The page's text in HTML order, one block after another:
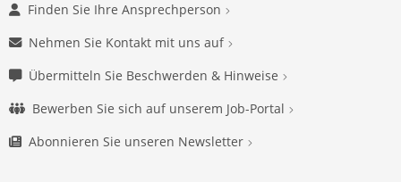
Finden Sie Ihre Ansprechperson
Nehmen Sie Kontakt mit uns auf
Übermitteln Sie Beschwerden & Hinweise
Bewerben Sie sich auf unserem Job-Portal
Abonnieren Sie unseren Newsletter